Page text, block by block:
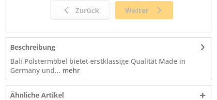
Beschreibung
Bali Polstermöbel bietet erstklassige Qualität Made in
Germany und... mehr
Ähnliche Artikel